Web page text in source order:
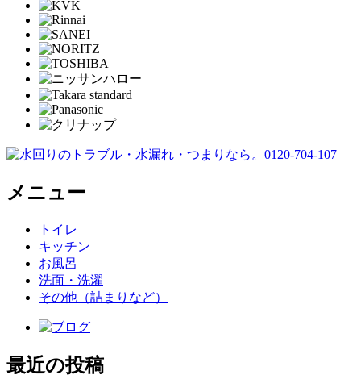
メニュー
トイレ
キッチン
お風呂
洗面・洗濯
その他（詰まりなど）
最近の投稿